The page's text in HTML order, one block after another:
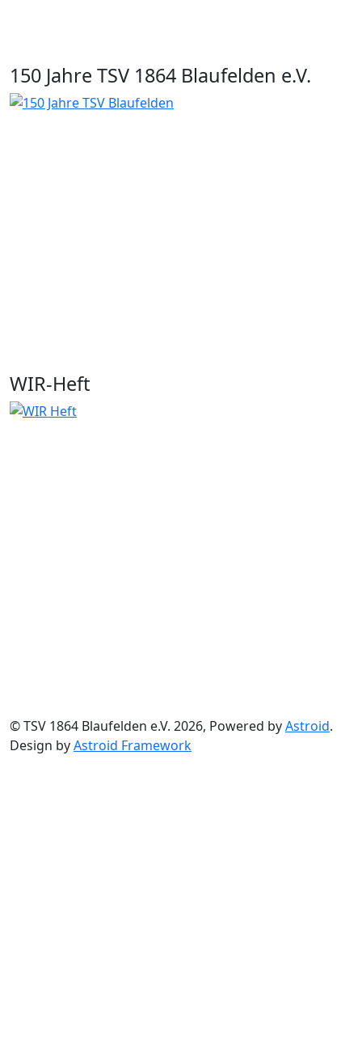
150 Jahre TSV 1864 Blaufelden e.V.
WIR-Heft
© TSV 1864 Blaufelden e.V. 2026, Powered byAstroid.
Design byAstroid Framework